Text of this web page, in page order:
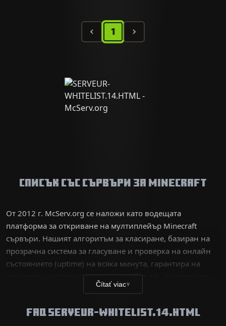
1
Списък със сървъри за Minecraft
От 2012 г. McServ.org се наложи като водещата
платформа за откриване на мултиплейър Minecraft
сървъри. Нашият алгоритъм за класиране, базиран на
прозрачна система за гласуване и проверка на онлайн
състоянието (uptime) на всяка минута, гарантира на
играчите качествено изживяване без лаг. Независимо
дали сте ветеран, търсещ техническо
забавление, нашата база данни изброява хиляди
Čítať viac∨
FAQ SERVEUR-WHITELIST.14.HTML